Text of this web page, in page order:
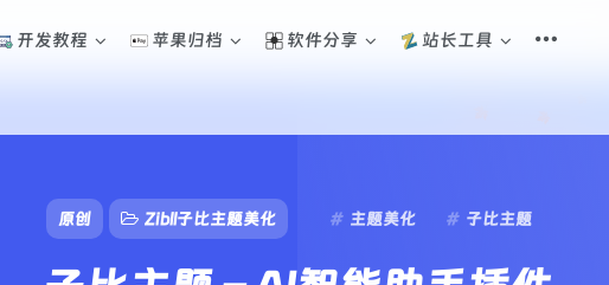
原创 Zibll子比主题美化 主题美化 子比主题
开发教程 苹果归档 软件分享 站长工具